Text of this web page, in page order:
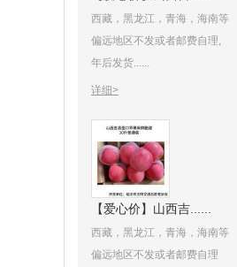
西藏，黑龙江，青海，海南等
偏远地区不发或者邮费自理,
年后发货......
详细>
【爱心价】山西吉......
西藏，黑龙江，青海，海南等
偏远地区不发或者邮费自理